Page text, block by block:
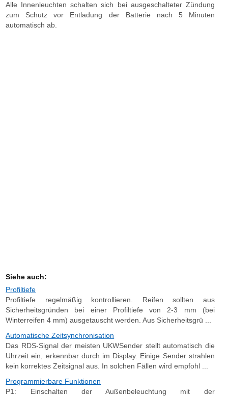
Alle Innenleuchten schalten sich bei ausgeschalteter Zündung
zum Schutz vor Entladung der Batterie nach 5 Minuten
automatisch ab.
Siehe auch:
Profiltiefe
Profiltiefe regelmäßig kontrollieren. Reifen sollten aus
Sicherheitsgründen bei einer Profiltiefe von 2-3 mm (bei
Winterreifen 4 mm) ausgetauscht werden. Aus Sicherheitsgrü ...
Automatische Zeitsynchronisation
Das RDS-Signal der meisten UKWSender stellt automatisch die
Uhrzeit ein, erkennbar durch im Display. Einige Sender strahlen
kein korrektes Zeitsignal aus. In solchen Fällen wird empfohl ...
Programmierbare Funktionen
P1: Einschalten der Außenbeleuchtung mit der